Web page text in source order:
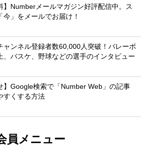
】Numberメールマガジン好評配信中。ス
今」をメールでお届け！
ャンネル登録者数60,000人突破！バレーボ
、バスケ、野球などの選手のインタビュー
】Google検索で「Number Web」の記事
すくする方法
員メニュー